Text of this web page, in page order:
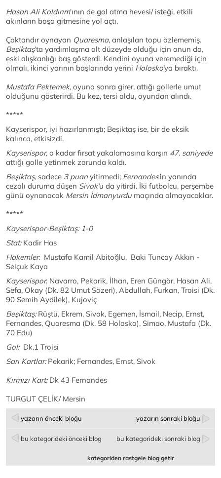
Hasan Ali Kaldırım'ının de gol atma hevesi/ isteği, etkili
akınların boşa gitmesine yol açtı.
Çoktandır oynayan Quaresma, anlaşılan topu özlememiş.
Beşiktaş’ta yardımlaşma alt düzeyde olduğu için onun da,
eski alışkanlığı baş gösterdi. Kendini oyuna veremediği için
olmalı, ikinci yarının başlarında yerini Holosko’ya bıraktı.
Mustafa Pektemek, oyuna sonra girer, attığı gollerle umut
olduğunu gösterirdi. Bu kez, tersi oldu, oyundan alındı.
*****
Kayserispor, iyi hazırlanmıştı; Beşiktaş ise, bir de eksik
kalınca, etkisizdi.
Kayserispor, o kadar fırsat yakalamasına karşın 47. saniyede
attığı golle yetinmek zorunda kaldı.
Beşiktaş, sadece 3 puan yitirmedi; Fernandes’in yanında
cezalı duruma düşen Sivok’u da yitirdi. İki futbolcu, perşembe
günü oynanacak Mersin İdmanyurdu maçında olmayacaklar.
*****
Kayserispor-Beşiktaş: 1-0
Stat:Kadir Has
Hakemler: Mustafa Kamil Abitoğlu, Baki Tuncay Akkın -
Selçuk Kaya
Kayserispor: Navarro, Pekarik, İlhan, Eren Güngör, Hasan Ali,
Sefa, Okay (Dk. 82 Umut Sözeri), Abdullah, Furkan, Troisi (Dk.
90 Semih Aydilek), Kujoviç
Beşiktaş:Rüştü, Ekrem, Sivok, Egemen, İsmail, Necip, Ernst,
Fernandes, Quaresma (Dk. 58 Holosko), Simao, Mustafa (Dk.
70 Edu)
Gol:Dk.1 Troisi
Sarı Kartlar:Pekarik; Fernandes, Ernst, Sivok
Kırmızı Kart:Dk 43 Fernandes
TURGUT ÇELİK/ Mersin
yazarın önceki bloğu yazarın sonraki bloğu
bu kategorideki önceki blog bu kategorideki sonraki blog
kategoriden rastgele blog getir